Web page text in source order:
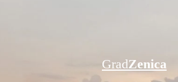
GradZenica